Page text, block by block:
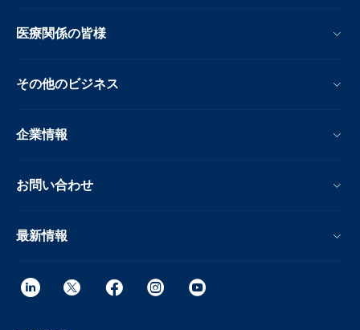
医療関係の皆様
その他のビジネス
企業情報
お問い合わせ
最新情報